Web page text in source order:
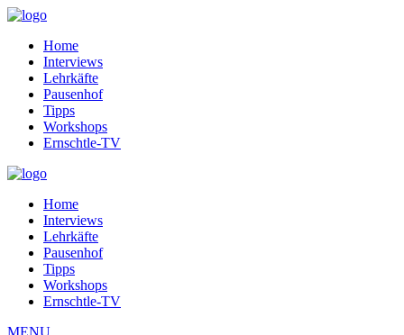
Home
Interviews
Lehrkäfte
Pausenhof
Tipps
Workshops
Ernschtle-TV
Home
Interviews
Lehrkäfte
Pausenhof
Tipps
Workshops
Ernschtle-TV
MENU